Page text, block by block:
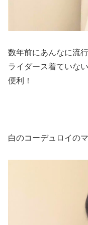
数年前にあんなに流
ライダース着ていな
便利！
白のコーデュロイの